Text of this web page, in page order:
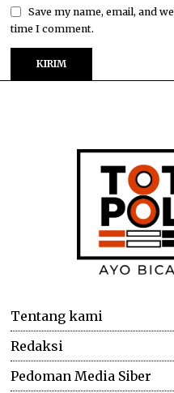
Save my name, email, and
time I comment.
Tentang kami
Redaksi
Pedoman Media Siber